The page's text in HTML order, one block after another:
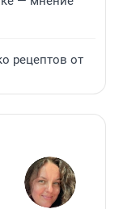
рецептов от